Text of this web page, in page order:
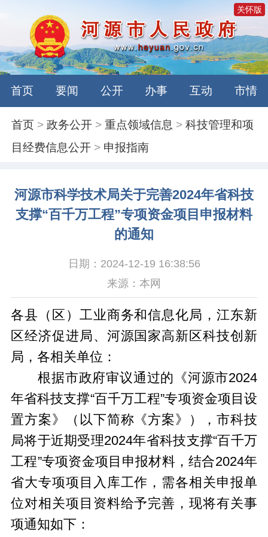
关怀版
首页 要闻 公开 办事 互动 市情
首页 >政务公开 >重点领域信息 >科技管理和项
目经费信息公开 > 申报指南
河源市科学技术局关于完善2024年省科技
支撑“百千万工程”专项资金项目申报材料
的通知
日期：2024-12-19 16:38:56
来源：本网
各县（区）工业商务和信息化局，江东新
区经济促进局、河源国家高新区科技创新
局，各相关单位：
根据市政府审议通过的《河源市2024
年省科技支撑“百千万工程”专项资金项目设
置方案》（以下简称《方案》），市科技
局将于近期受理2024年省科技支撑“百千万
工程”专项资金项目申报材料，结合2024年
省大专项项目入库工作，需各相关申报单
位对相关项目资料给予完善，现将有关事
项通知如下：